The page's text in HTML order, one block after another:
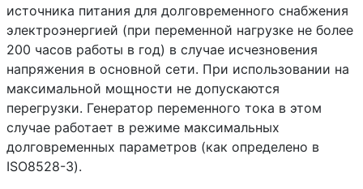
источника питания для долговременного снабжения
электроэнергией (при переменной нагрузке не более
200 часов работы в год) в случае исчезновения
напряжения в основной сети. При использовании на
максимальной мощности не допускаются
перегрузки. Генератор переменного тока в этом
случае работает в режиме максимальных
долговременных параметров (как определено в
ISO8528-3).